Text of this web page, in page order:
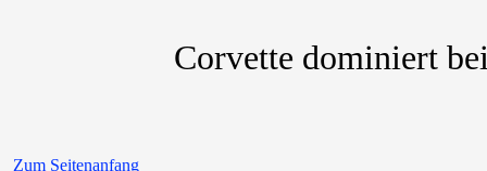
Corvette dominiert
Zum Seitenanfang